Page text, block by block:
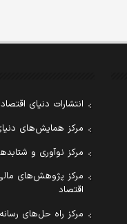
انتشارات دنیای اقتصاد
مرکز همایش‌های
مرکز نوآوری و
مرکز پژوهش‌های
اقتصاد
مرکز راه حل‌های